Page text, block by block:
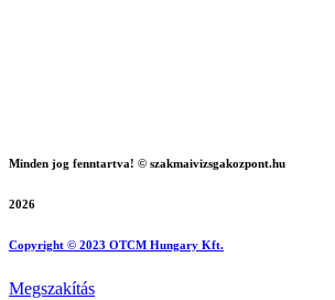
Minden jog fenntartva! © szakmaivizsgakozpont.hu
2026
Copyright © 2023 OTCM Hungary Kft.
Megszakítás